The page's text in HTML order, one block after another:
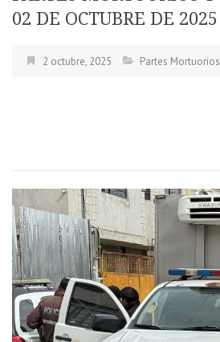
02 DE OCTUBRE DE 2025
2 octubre, 2025 Partes Mortuorios